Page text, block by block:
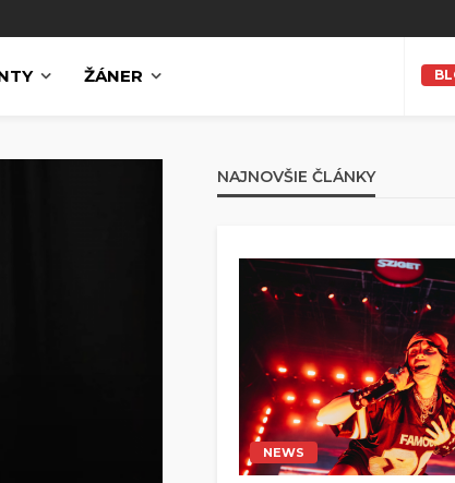
ŽÁNER
NAJNOVŠIE ČLÁNKY
NEWS